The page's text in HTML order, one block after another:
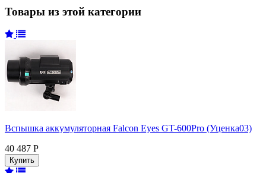
Товары из этой категории
Вспышка аккумуляторная Falcon Eyes GT-600Pro (Уценка03)
40 487 Р